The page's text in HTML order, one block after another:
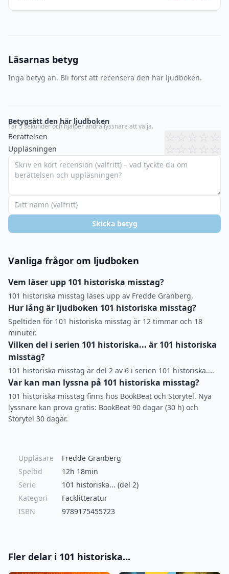
Läsarnas betyg
Inga betyg än. Bli först att recensera den här ljudboken.
Betygsätt den här ljudboken
Tar 5 sekunder och hjälper andra lyssnare att välja.
Berättelsen ☆☆☆☆☆
Uppläsningen ☆ ☆ ☆ ☆ ☆
Skicka betyg
Vanliga frågor om ljudboken
Vem läser upp 101 historiska misstag?
101 historiska misstag läses upp av Fredde Granberg.
Hur lång är ljudboken 101 historiska misstag?
Speltiden för 101 historiska misstag är 12 timmar och 18
minuter.
Vilken del i serien 101 historiska... är 101 historiska
misstag?
101 historiska misstag är del 2 av 6 i serien 101 historiska....
Var kan man lyssna på 101 historiska misstag?
101 historiska misstag finns hos BookBeat och Storytel. Nya
lyssnare kan prova gratis: BookBeat 90 dagar (30 h) och
Storytel 30 dagar.
Uppläsare
Fredde Granberg
Speltid
12h 18min
Serie
101 historiska... (del 2)
Kategori
Facklitteratur
ISBN
9789175455723
Fler delar i 101 historiska...